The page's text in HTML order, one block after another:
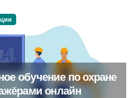
обучение по охране
онлайн